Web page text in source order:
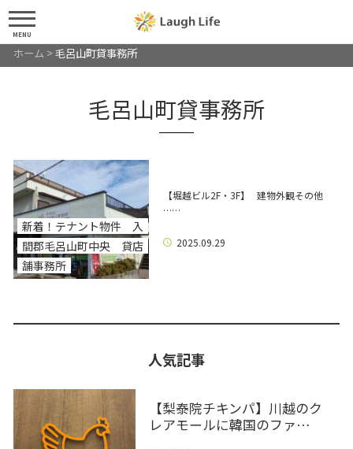
MENU
ホーム >毛呂山町貸事務所
毛呂山町貸事務所
新着！テナント物件 入
間郡毛呂山町中央 貸店
舗事務所
【堀越ビル2F・3F】 建物外観その他
……
2025.09.29
人気記事
【梨泰院チキンパ】川越のク
レアモールに韓国のファ…